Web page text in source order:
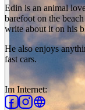
Edin is an animal
barefoot on the
write about it on his
He also enjoys
fast
Im Internet: